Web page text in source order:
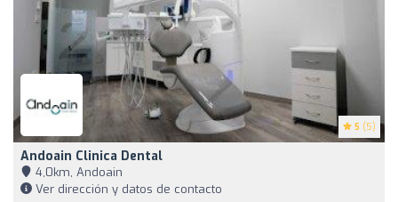
5 (5)
Andoain Clinica Dental
4,0km, Andoain
Ver dirección y datos de contacto